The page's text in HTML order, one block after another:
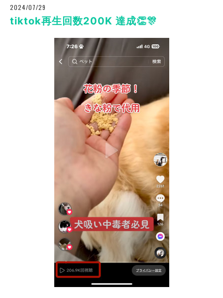
2024/07/29
tiktok再生回数200K 達成👏🎊